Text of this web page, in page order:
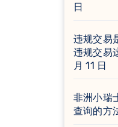
日
违规交易
违规交易
月 11 日
非洲小瑞
查询的方